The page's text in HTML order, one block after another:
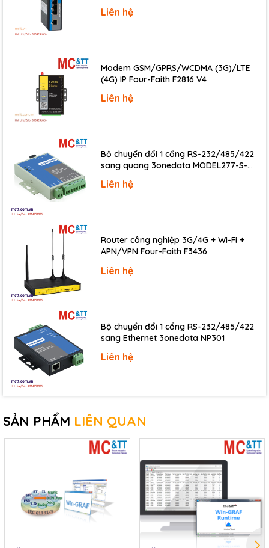
541M-UDR
Inertial Navigation
G-4513-
3GWA-
G-4514-
4G-Series
4G LTE Power Saving PAC with Solar charger
G-4510-
Series
Power Saving PAC with Solar charger and
Liên hệ
Modem GSM/GPRS/WCDMA (3G)/LTE
(4G) IP Four-Faith F2816 V4
Liên hệ
Bộ chuyển đổi 1 cổng RS-232/485/422
sang quang 3onedata MODEL277-S-
20KM)
Liên hệ
Router công nghiệp 3G/4G + Wi-Fi +
APN/VPN Four-Faith F3436
Liên hệ
Bộ chuyển đổi 1 cổng RS-232/485/422
sang Ethernet 3onedata NP301
Liên hệ
SẢN PHẨM LIÊN QUAN